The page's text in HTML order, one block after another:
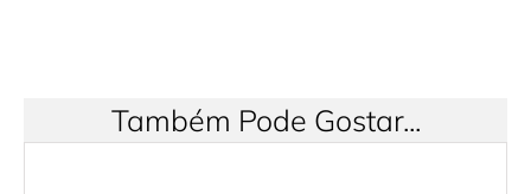
Também Pode Gostar...